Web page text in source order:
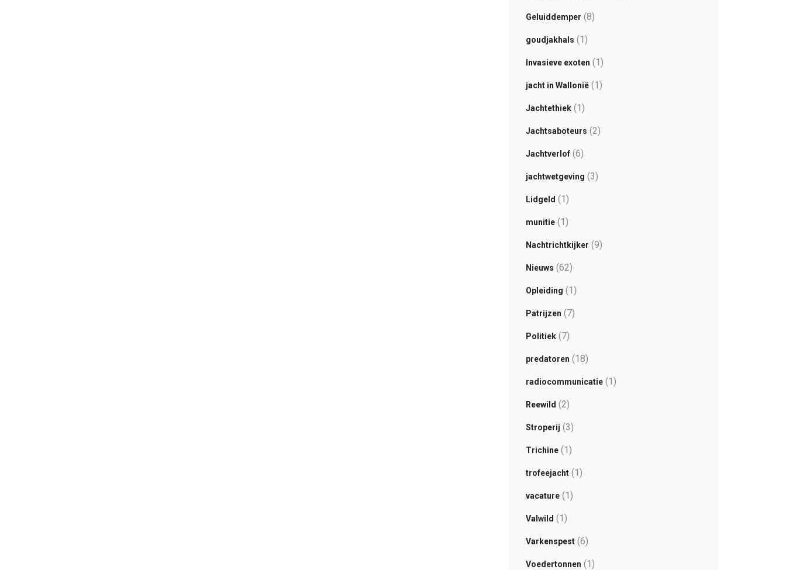
Geluiddemper (8)
goudjakhals (1)
Invasieve exoten (1)
jacht in Wallonië(1)
Jachtethiek(1)
Jachtsaboteurs (2)
Jachtverlof(6)
jachtwetgeving (3)
Lidgeld (1)
munitie(1)
Nachtrichtkijker (9)
Nieuws (62)
Opleiding (1)
Patrijzen (7)
Politiek(7)
predatoren (18)
radiocommunicatie(1)
Reewild (2)
Stroperij (3)
Trichine(1)
trofeejacht(1)
vacature(1)
Valwild (1)
Varkenspest(6)
Voedertonnen (1)